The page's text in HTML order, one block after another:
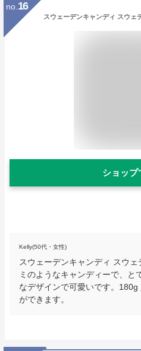
no. 16
ショップ
Kelly(50代・女性)
スウェーデンキャンディ スウ
ミのようなキャンディーで、と
なデザインで可愛いです。180g
ができます。